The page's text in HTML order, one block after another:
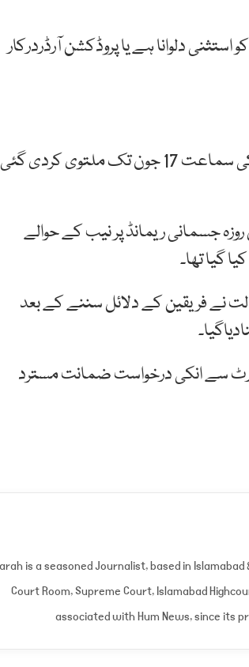
دلوانا ہے یا پروڈکشن آرڈردرکار
فاروق ایچ نائیک نے کہا وہ کل تک الگ درخواست دائر کر دیں گے ۔ کیس کی سماعت 17 جون تک ملتوی کردی گئی
جسمانی ریمانڈ پر نیب کے حوالے
گیا تھا۔
تھی۔عدالت نے فریقین کے دلائل سننے کے بعد
سے انکی درخواست ضمانت مسترد
is a seasoned Journalist, based in
Court Room, Supreme Court, Islamabad
associated with Hum News, since its